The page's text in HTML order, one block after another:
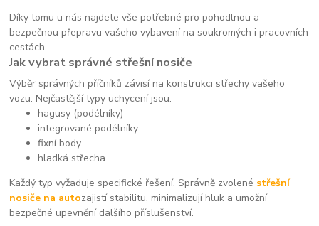
Díky tomu u nás najdete vše potřebné pro pohodlnou a
bezpečnou přepravu vašeho vybavení na soukromých i pracovních
cestách.
Jak vybrat správné střešní nosiče
Výběr správných příčníků závisí na konstrukci střechy vašeho
vozu. Nejčastější typy uchycení jsou:
hagusy (podélníky)
integrované podélníky
fixní body
hladká střecha
Každý typ vyžaduje specifické řešení. Správně zvolené střešní
nosiče na autozajistí stabilitu, minimalizují hluk a umožní
bezpečné upevnění dalšího příslušenství.